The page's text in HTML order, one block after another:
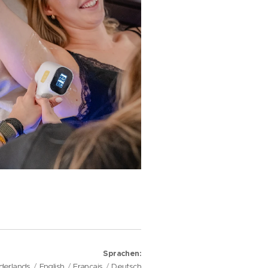
Sprachen